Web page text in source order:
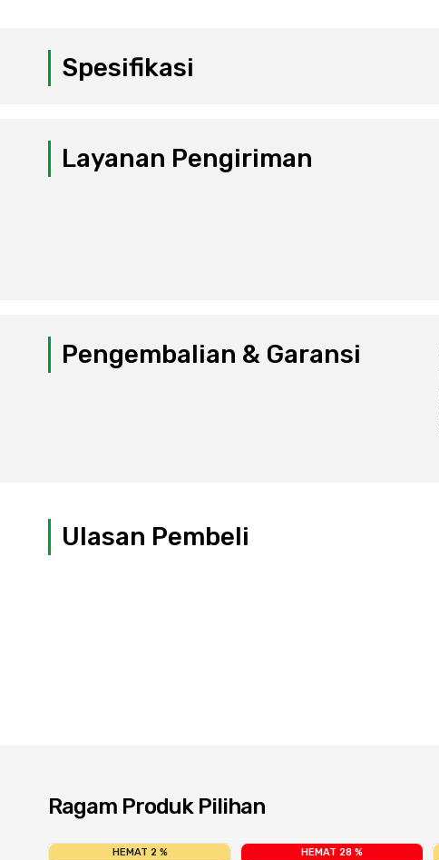
Spesifikasi
Layanan Pengiriman
Pengembalian & Garansi
Ulasan Pembeli
Ragam Produk Pilihan
HEMAT 2 % HEMAT 28 %